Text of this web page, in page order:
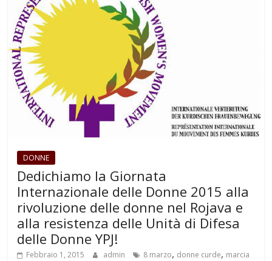
DONNE
Dedichiamo la Giornata
Internazionale delle Donne 2015 alla
rivoluzione delle donne nel Rojava e
alla resistenza delle Unità di Difesa
delle Donne YPJ!
Febbraio 1, 2015 admin 8 marzo, donne curde, marcia